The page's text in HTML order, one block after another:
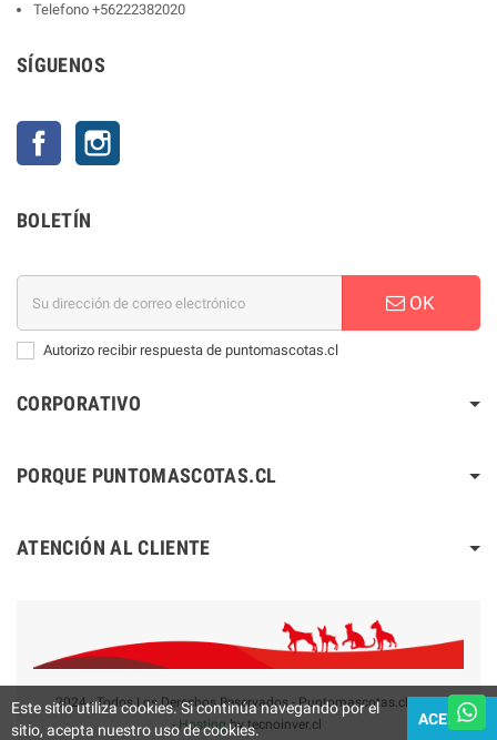
Telefono +56222382020
SÍGUENOS
Facebook
BOLETÍN
OK
Autorizo recibir respuesta de puntomascotas.cl
CORPORATIVO
PORQUE PUNTOMASCOTAS.CL
ATENCIÓN AL CLIENTE
2024 - Todos Los Derechos Reservados - Puntomascotas.cl V2.0
-Hosting by tecnoinver.cl
Este sitio utiliza cookies. Si continúa navegando por el
sitio, acepta nuestro uso de cookies.
ACEPTAR